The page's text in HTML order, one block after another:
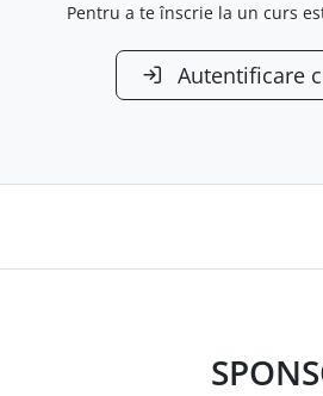
Pentru a te înscrie la un curs
Autentificare